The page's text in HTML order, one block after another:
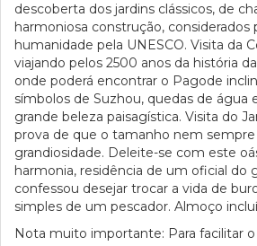
descoberta dos jardins clássicos, de
harmoniosa construção, considerados
humanidade pela UNESCO. Visita da
viajando pelos 2500 anos da história
onde poderá encontrar o Pagode
símbolos de Suzhou, quedas de água
grande beleza paisagística. Visita do
prova de que o tamanho nem
grandiosidade. Deleite-se com este
harmonia, residência de um oficial do
confessou desejar trocar a vida de
simples de um pescador. Almoço
Nota muito importante: Para facilitar